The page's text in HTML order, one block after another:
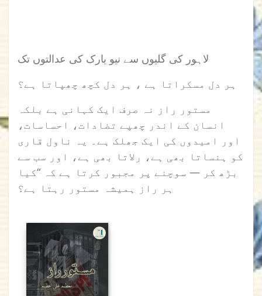
ہر دل مسکراتا ہے ، ہر دل کچھ چھپاتا ہے؟
مستور راز نہ صرف ایک کہانی ہے بلکہ
انسان کے اندر چھپے تضادات، احساسات،
اور امیدوں کی ایک جھلک ہے۔ یہ ناول قاری
کو ہنساتا بھی ہے، رلاتا بھی ہے، اور سب سے
بڑھ کر — سوچنے پر مجبور کرتا ہے کہ “کیا
ہر راز ہمیشہ مستور رہتا ہے؟